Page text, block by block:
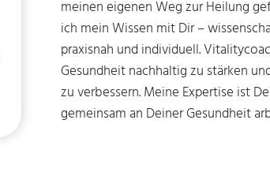
meinen eigenen Weg zur Heilung
ich mein Wissen mit Dir –
praxisnah und individuell.
Gesundheit nachhaltig zu stärken
zu verbessern. Meine Expertise ist
gemeinsam an Deiner Gesundheit